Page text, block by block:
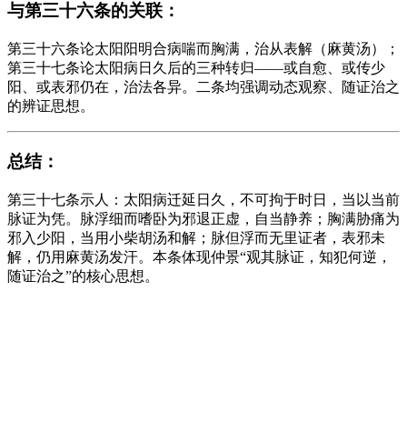
与第三十六条的关联 ：
第三十六条论太阳阳明合病喘而胸满，治从表解（麻黄汤）；
第三十七条论太阳病日久后的三种转归——或自愈、或传少
阳、或表邪仍在，治法各异。二条均强调动态观察、随证治之
的辨证思想。
总结：
第三十七条示人：太阳病迁延日久，不可拘于时日，当以当前
脉证为凭。脉浮细而嗜卧为邪退正虚，自当静养；胸满胁痛为
邪入少阳，当用小柴胡汤和解；脉但浮而无里证者，表邪未
解，仍用麻黄汤发汗。本条体现仲景“观其脉证，知犯何逆，
随证治之”的核心思想。